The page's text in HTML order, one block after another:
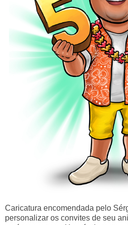
Caricatura encomendada pelo
personalizar os convites de seu